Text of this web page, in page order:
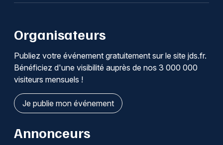
Organisateurs
Publiez votre événement gratuitement sur le site jds.fr.
Bénéficiez d'une visibilité auprès de nos 3 000 000
visiteurs mensuels !
Je publie mon événement
Annonceurs